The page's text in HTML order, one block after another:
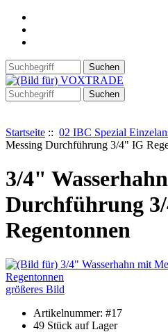
Startseite :: 02 IBC Spezial
Messing Durchführung 3/4" IG
3/4"
Durchführung
Regentonnen
größeres Bild
Artikelnummer: #17
49 Stück auf Lager